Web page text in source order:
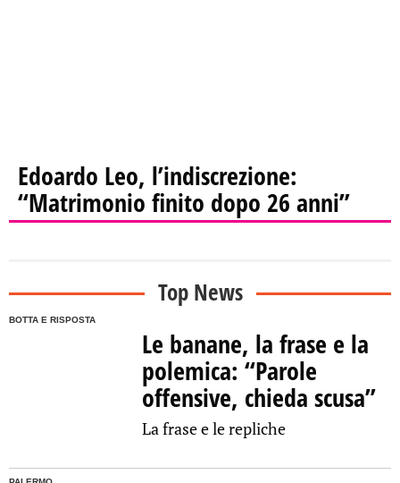
Edoardo Leo, l’indiscrezione:
“Matrimonio finito dopo 26 anni”
Top News
BOTTA E RISPOSTA
Le banane, la frase e la
polemica: “Parole
offensive, chieda scusa”
La frase e le repliche